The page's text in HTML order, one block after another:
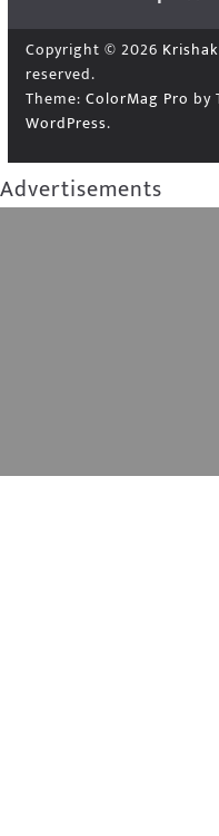
Copyright © 2026
reserved.
Theme: ColorMag Pro by
WordPress.
Advertisements